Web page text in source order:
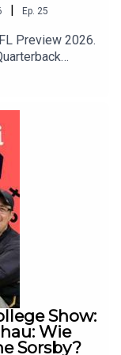
| Ep. 25
Preview 2026.
die
Worüber wird
wären die
Show:
Wie
Sorsby?